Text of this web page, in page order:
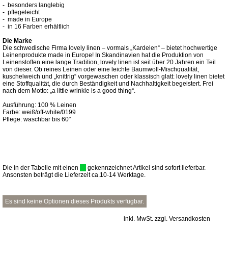
- besonders langlebig
- pflegeleicht
- made in Europe
- in 16 Farben erhältlich
Die Marke
Die schwedische Firma lovely linen – vormals „Kardelen“ – bietet hochwertige
Leinenprodukte made in Europe! In Skandinavien hat die Produktion von
Leinenstoffen eine lange Tradition, lovely linen ist seit über 20 Jahren ein Teil
von dieser. Ob reines Leinen oder eine leichte Baumwoll-Mischqualität,
kuschelweich und „knittrig“ vorgewaschen oder klassisch glatt: lovely linen bietet
eine Stoffqualität, die durch Beständigkeit und Nachhaltigkeit begeistert. Frei
nach dem Motto: „a little wrinkle is a good thing“.
Ausführung: 100 % Leinen
Farbe: weiß/off-white/0199
Pflege: waschbar bis 60°
Die in der Tabelle mit einen
gekennzeichnet Artikel sind sofort lieferbar.
Ansonsten beträgt die Lieferzeit ca.10-14 Werktage.
Es sind keine Optionen dieses Produkts verfügbar.
inkl. MwSt. zzgl. Versandkosten